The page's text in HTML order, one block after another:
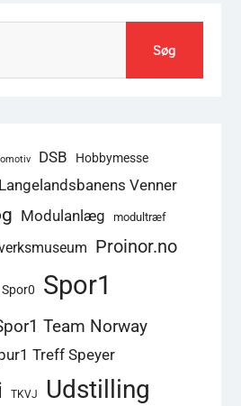
DSB Hobbymesse
Langelandsbanens Venner
Modulanlæg modultræf
Proinor.no
Spor0 Spor1
Team Norway
Treff Speyer
TKVJ Udstilling